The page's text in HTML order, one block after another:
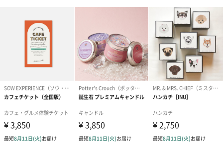
●口唇に異常が生じていないかよく注意してご使用くだ
●開封時に品質を保護するための植物性オイルが出ま
す。取り除いてご使用ください。
●高温多湿、直射日光を避け、乳幼児の手の届かないと
ころで使用・保管してください。
●本品は飲食物ではありません。
商品オプション情報